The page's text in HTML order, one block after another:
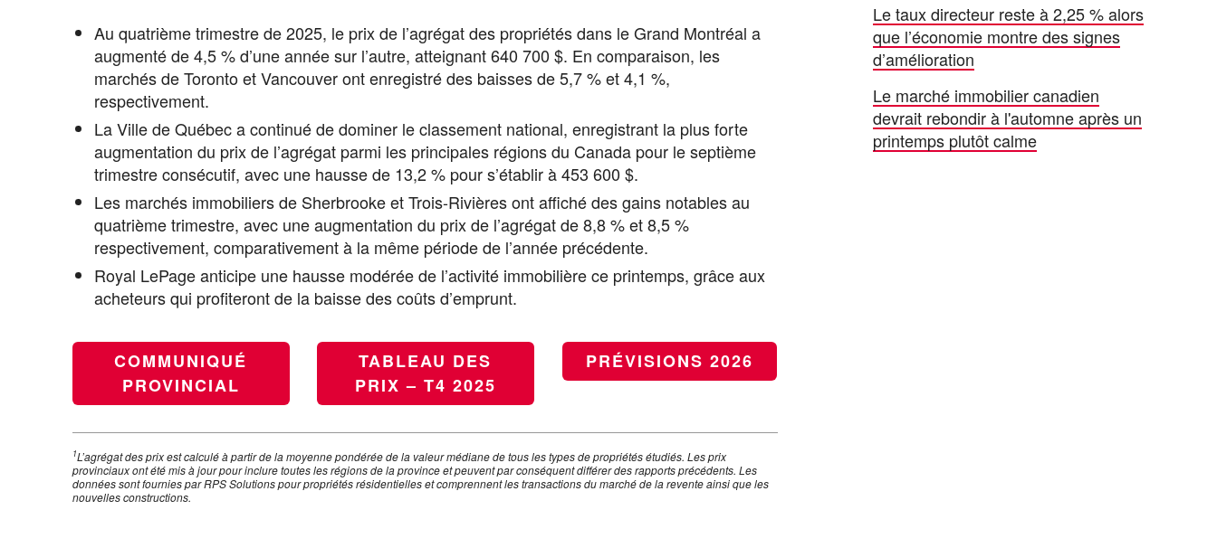
Au quatrième trimestre de 2025, le prix de l’agrégat des propriétés dans le Grand Montréal a
augmenté de 4,5 % d’une année sur l’autre, atteignant 640 700 $. En comparaison, les
marchés de Toronto et Vancouver ont enregistré des baisses de 5,7 % et 4,1 %,
respectivement.
La Ville de Québec a continué de dominer le classement national, enregistrant la plus forte
augmentation du prix de l’agrégat parmi les principales régions du Canada pour le septième
trimestre consécutif, avec une hausse de 13,2 % pour s’établir à 453 600 $.
Les marchés immobiliers de Sherbrooke et Trois-Rivières ont affiché des gains notables au
quatrième trimestre, avec une augmentation du prix de l’agrégat de 8,8 % et 8,5 %
respectivement, comparativement à la même période de l’année précédente.
Royal LePage anticipe une hausse modérée de l’activité immobilière ce printemps, grâce aux
acheteurs qui profiteront de la baisse des coûts d’emprunt.
COMMUNIQUÉ
PROVINCIAL
TABLEAU DES
PRIX – T4 2025
PRÉVISIONS 2026
1L’agrégat des prix est calculé à partir de la moyenne pondérée de la valeur médiane de tous les types de propriétés étudiés. Les prix
provinciaux ont été mis à jour pour inclure toutes les régions de la province et peuvent par conséquent différer des rapports précédents. Les
données sont fournies par RPS Solutions pour propriétés résidentielles et comprennent les transactions du marché de la revente ainsi que les
nouvelles constructions.
Le taux directeur reste à 2,25 % alors
que l’économie montre des signes
d’amélioration
Le marché immobilier canadien
devrait rebondir à l'automne après un
printemps plutôt calme